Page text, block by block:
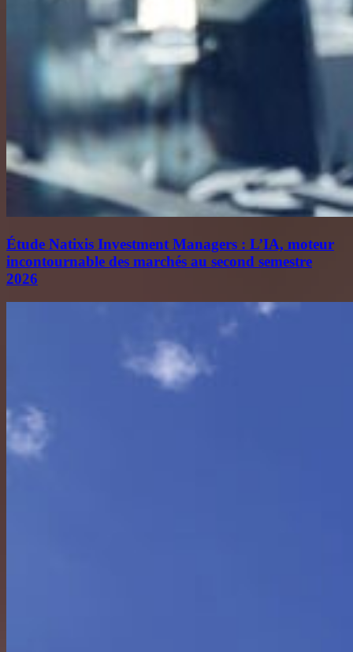
Étude Natixis Investment Managers : L’IA, moteur
incontournable des marchés au second semestre
2026